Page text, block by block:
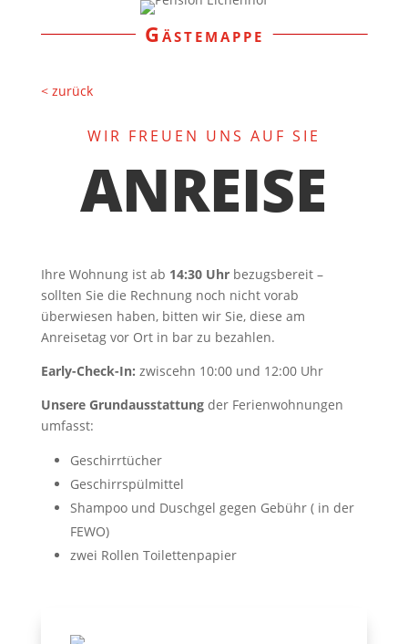
Gästemappe
< zurück
WIR FREUEN UNS AUF SIE
ANREISE
Ihre Wohnung ist ab 14:30 Uhrbezugsbereit –
sollten Sie die Rechnung noch nicht vorab
überwiesen haben, bitten wir Sie, diese am
Anreisetag vor Ort in bar zu bezahlen.
Early-Check-In: zwiscehn 10:00 und 12:00 Uhr
Unsere Grundausstattungder Ferienwohnungen
umfasst:
Geschirrtücher
Geschirrspülmittel
Shampoo und Duschgel gegen Gebühr ( in der
FEWO)
zwei Rollen Toilettenpapier